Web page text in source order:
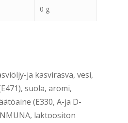
0 g
ja kasvirasva, vesi,
suola, aromi,
(E330, A-ja D-
laktoositon